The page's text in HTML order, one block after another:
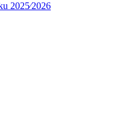
2025⁄2026